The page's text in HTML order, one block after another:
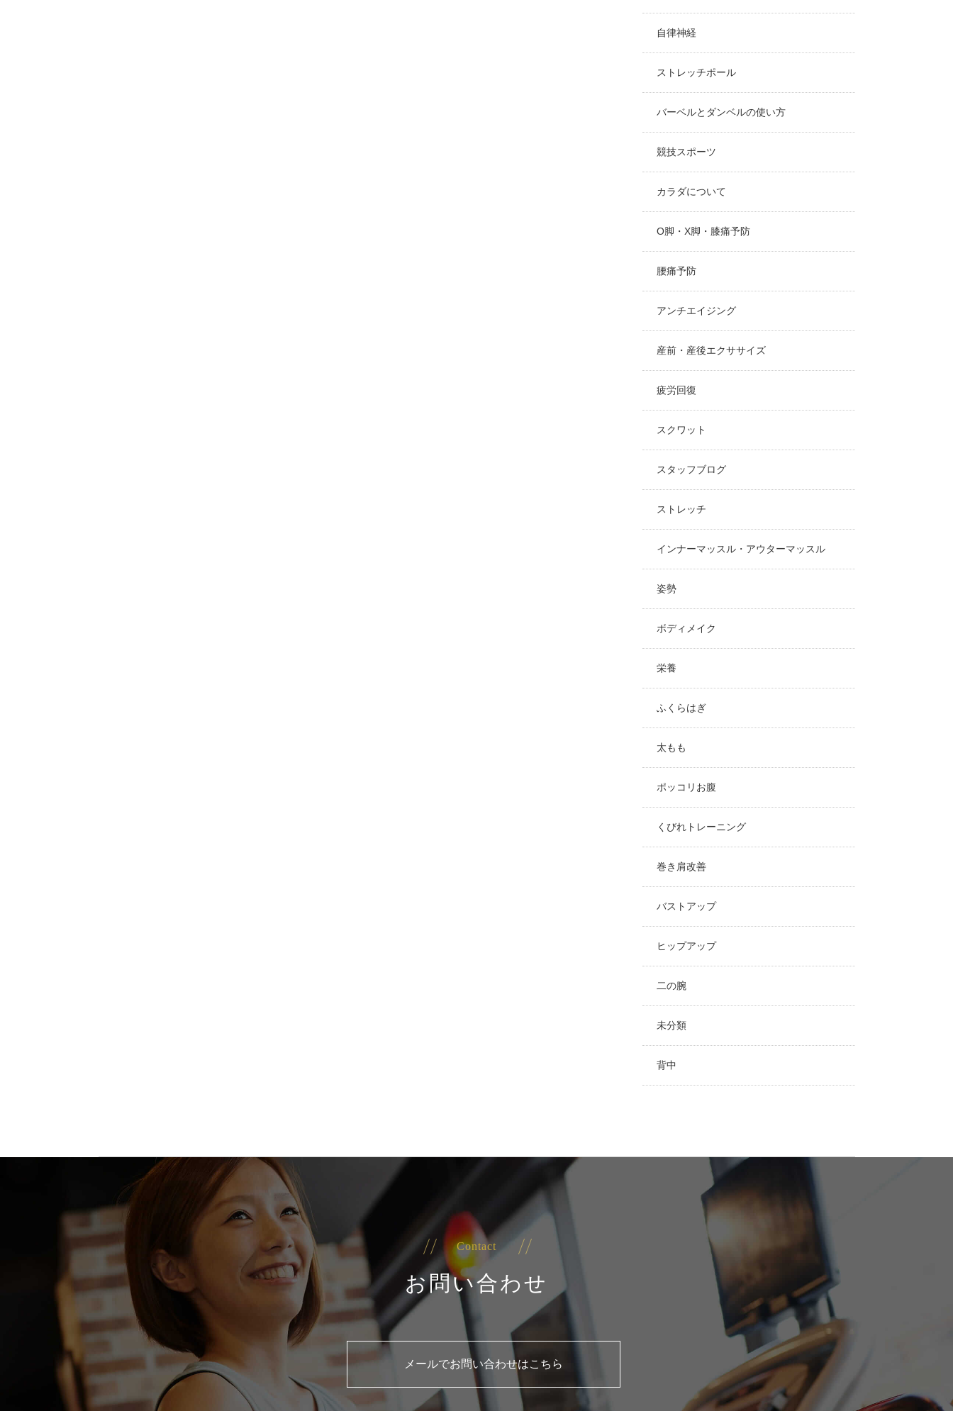
自律神経
ストレッチポール
バーベルとダンベルの使い方
競技スポーツ
カラダについて
O脚・X脚・膝痛予防
腰痛予防
アンチエイジング
産前・産後エクササイズ
疲労回復
スクワット
スタッフブログ
ストレッチ
インナーマッスル・アウターマッスル
姿勢
ボディメイク
栄養
ふくらはぎ
太もも
ポッコリお腹
くびれトレーニング
巻き肩改善
バストアップ
ヒップアップ
二の腕
未分類
背中
Contact
お問い合わせ
メールでお問い合わせはこちら